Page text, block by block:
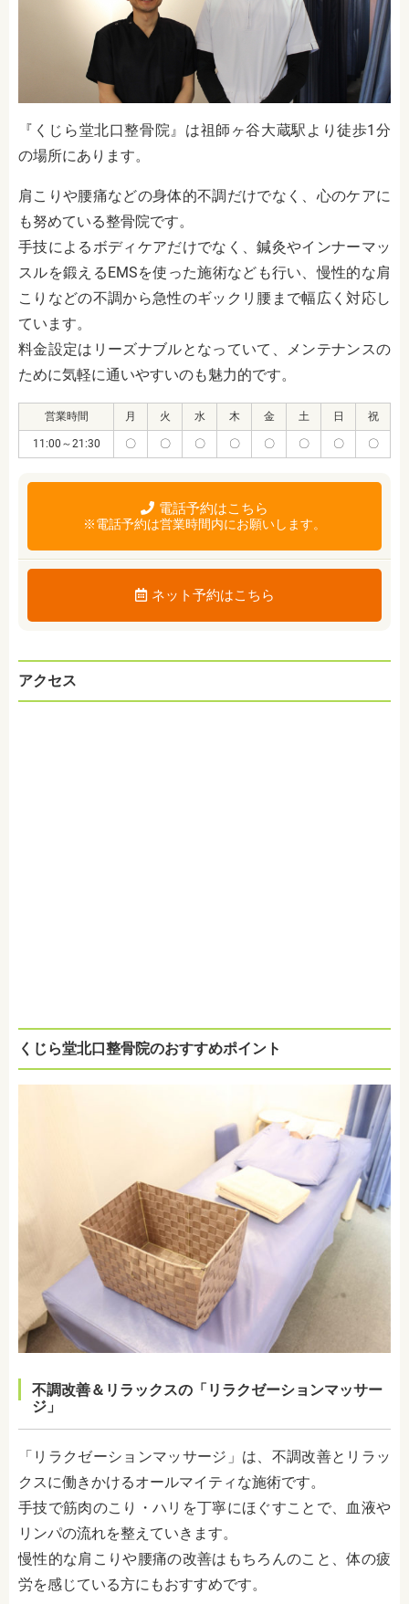
『くじら堂北口整骨院』は祖師ヶ谷大蔵駅より徒歩1分
の場所にあります。
肩こりや腰痛などの身体的不調だけでなく、心のケアに
も努めている整骨院です。
手技によるボディケアだけでなく、鍼灸やインナーマッ
スルを鍛えるEMSを使った施術なども行い、慢性的な肩
こりなどの不調から急性のギックリ腰まで幅広く対応し
ています。
料金設定はリーズナブルとなっていて、メンテナンスの
ために気軽に通いやすいのも魅力的です。
営業時間 月 火 水 木 金 土 日 祝
11:00～21:30 〇 〇 〇 〇 〇 〇 〇 〇
電話予約はこちら
※電話予約は営業時間内にお願いします。
ネット予約はこちら
アクセス
くじら堂北口整骨院のおすすめポイント
不調改善＆リラックスの「リラクゼーションマッサー
ジ」
「リラクゼーションマッサージ」は、不調改善とリラッ
クスに働きかけるオールマイティな施術です。
手技で筋肉のこり・ハリを丁寧にほぐすことで、血液や
リンパの流れを整えていきます。
慢性的な肩こりや腰痛の改善はもちろんのこと、体の疲
労を感じている方にもおすすめです。